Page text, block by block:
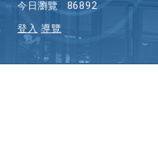
今日瀏覽
86892
登入 導覽